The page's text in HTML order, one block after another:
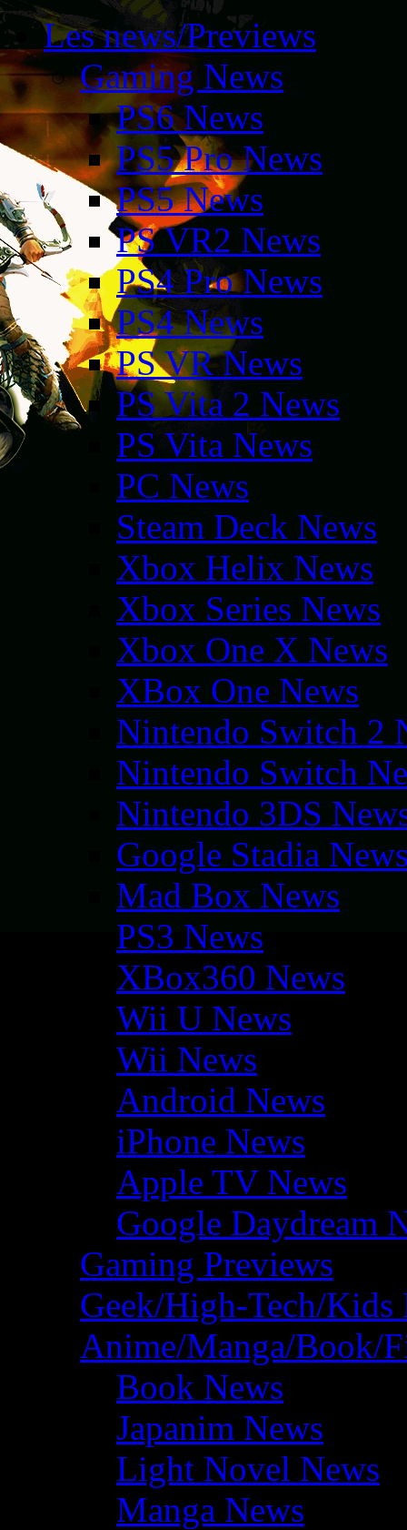
Les news/Previews
Gaming News
PS6 News
PS5 Pro News
PS5 News
PS VR2 News
PS4 Pro News
PS4 News
PS VR News
PS Vita 2 News
PS Vita News
PC News
Steam Deck News
Xbox Helix News
Xbox Series News
Xbox One X News
XBox One News
Nintendo Switch 2
Nintendo Switch
Nintendo 3DS
Google Stadia
Mad Box News
PS3 News
XBox360 News
Wii U News
Wii News
Android News
iPhone News
Apple TV News
Google Daydream
Gaming Previews
Geek/High-Tech/Kids
Anime/Manga/Book/
Book News
Japanim News
Light Novel News
Manga News